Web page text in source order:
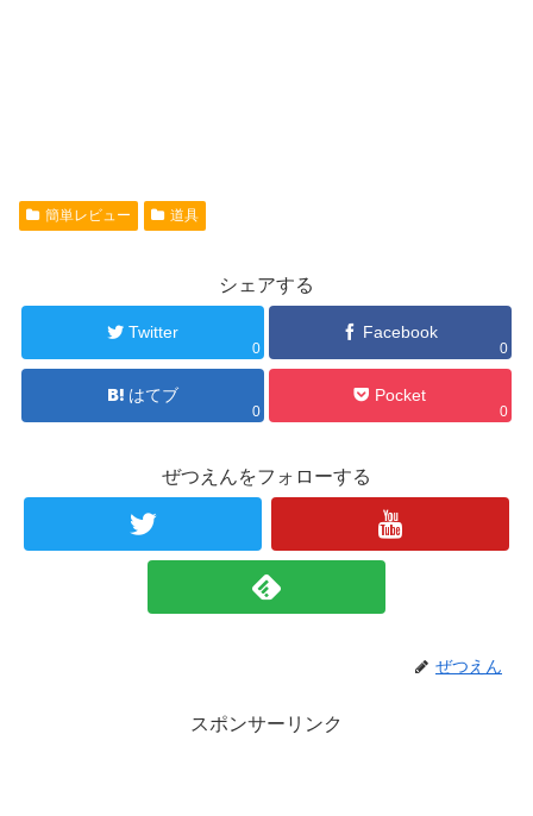
簡単レビュー 道具
シェアする
Twitter
0
Facebook
0
はてブ
0
Pocket
0
ぜつえんをフォローする
ぜつえん
スポンサーリンク